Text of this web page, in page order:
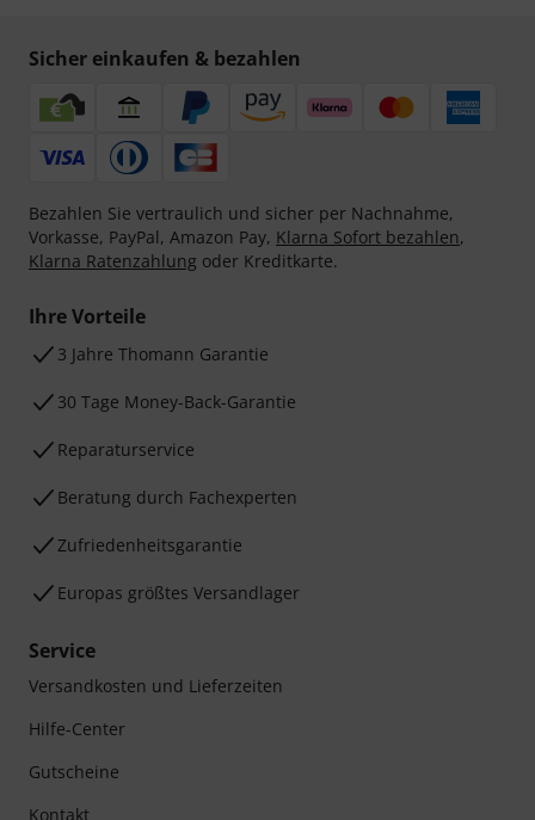
Sicher einkaufen & bezahlen
Bezahlen Sie vertraulich und sicher per Nachnahme,
Vorkasse, PayPal, Amazon Pay, Klarna Sofort bezahlen,
Klarna Ratenzahlung oder Kreditkarte.
Ihre Vorteile
3 Jahre Thomann Garantie
30 Tage Money-Back-Garantie
Reparaturservice
Beratung durch Fachexperten
Zufriedenheitsgarantie
Europas größtes Versandlager
Service
Versandkosten und Lieferzeiten
Hilfe-Center
Gutscheine
Kontakt